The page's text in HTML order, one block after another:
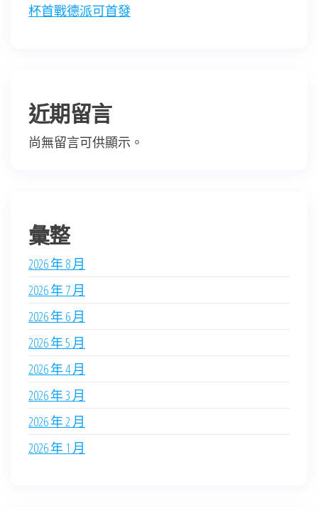
杯首戰德派可首發
近期留言
尚無留言可供顯示。
彙整
2026 年 8 月
2026 年 7 月
2026 年 6 月
2026 年 5 月
2026 年 4 月
2026 年 3 月
2026 年 2 月
2026 年 1 月